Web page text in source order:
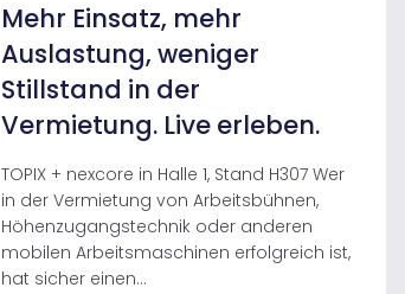
Mehr Einsatz, mehr
Auslastung, weniger
Stillstand in der
Vermietung. Live erleben.
TOPIX + nexcore in Halle 1, Stand H307 Wer
in der Vermietung von Arbeitsbühnen,
Höhenzugangstechnik oder anderen
mobilen Arbeitsmaschinen erfolgreich ist,
hat sicher einen...